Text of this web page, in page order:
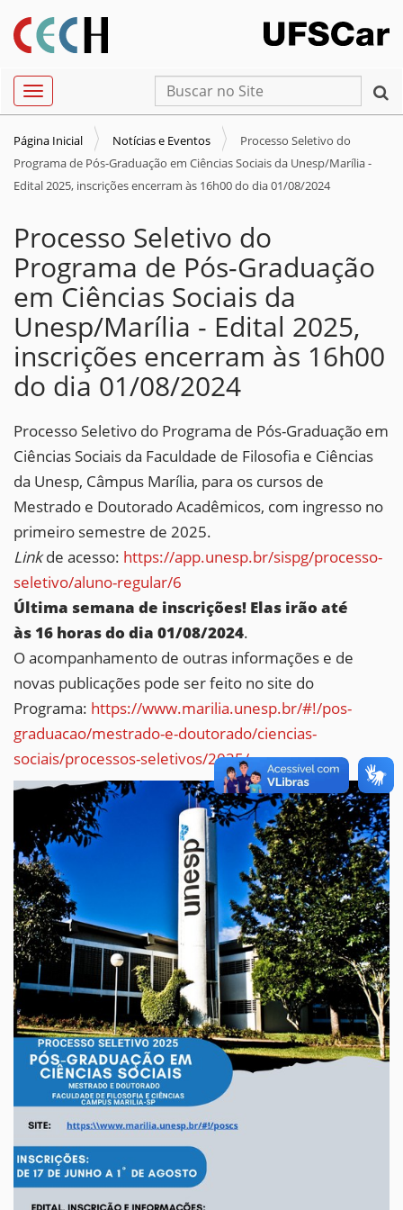
Busca
Busca Avançada…
Toggle navigation
Página Inicial Notícias e Eventos
Processo Seletivo do
Programa de Pós-Graduação em Ciências Sociais da Unesp/Marília -
Edital 2025, inscrições encerram às 16h00 do dia 01/08/2024
Processo Seletivo do
Programa de Pós-Graduação
em Ciências Sociais da
Unesp/Marília - Edital 2025,
inscrições encerram às 16h00
do dia 01/08/2024
Processo Seletivo do Programa de Pós-Graduação em
Ciências Sociais da Faculdade de Filosofia e Ciências
da Unesp, Câmpus Marília, para os cursos de
Mestrado e Doutorado Acadêmicos, com ingresso no
primeiro semestre de 2025.
Linkde acesso: https://app.unesp.br/sispg/processo-
seletivo/aluno-regular/6
Última semana de inscrições! Elas irão até
às 16 horas do dia 01/08/2024.
O acompanhamento de outras informações e de
novas publicações pode ser feito no site do
Programa: https://www.marilia.unesp.br/#!/pos-
graduacao/mestrado-e-doutorado/ciencias-
sociais/processos-seletivos/2025/